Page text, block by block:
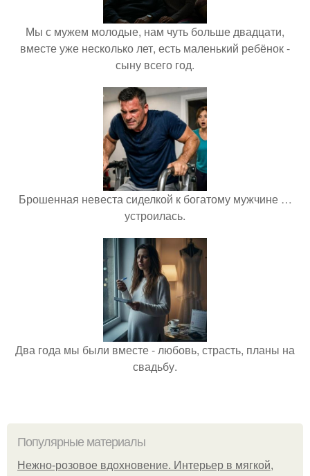
Мы с мужем молодые, нам чуть больше двадцати,
вместе уже несколько лет, есть маленький ребёнок -
сыну всего год.
Брошенная невеста сиделкой к богатому мужчине …
устроилась.
Два года мы были вместе - любовь, страсть, планы на
свадьбу.
Популярные материалы
Нежно-розовое вдохновение. Интерьер в мягкой,